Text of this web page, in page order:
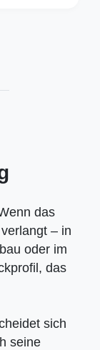
das
– in
oder im
das
sich
seine